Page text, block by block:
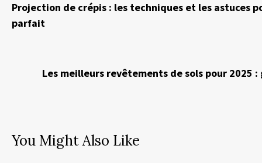
Projection de crépis : les techniques et les astuces
parfait
Les meilleurs revêtements de sols pour 2025 :
You Might Also Like